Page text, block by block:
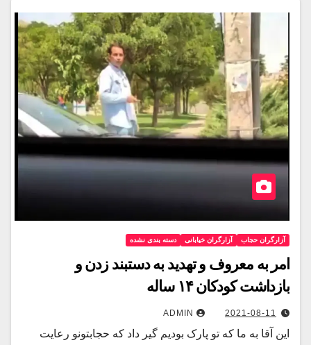
آزارگران حجاب آزارگران خیابانی دسته بندی نشده
امر به معروف و تهدید به دستبند زدن و
بازداشت کودکان ۱۴ ساله
2021-08-11
ADMIN
این آقا به ما که تو پارک بودیم گیر داد که حجابتونو رعایت